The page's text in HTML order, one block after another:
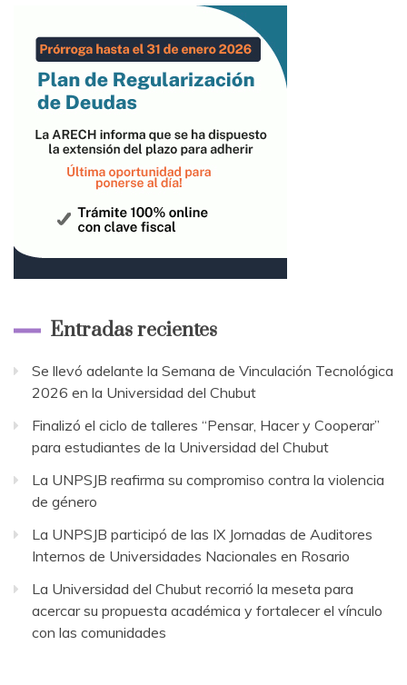
Entradas recientes
Se llevó adelante la Semana de Vinculación Tecnológica
2026 en la Universidad del Chubut
Finalizó el ciclo de talleres “Pensar, Hacer y Cooperar”
para estudiantes de la Universidad del Chubut
La UNPSJB reafirma su compromiso contra la violencia
de género
La UNPSJB participó de las IX Jornadas de Auditores
Internos de Universidades Nacionales en Rosario
La Universidad del Chubut recorrió la meseta para
acercar su propuesta académica y fortalecer el vínculo
con las comunidades